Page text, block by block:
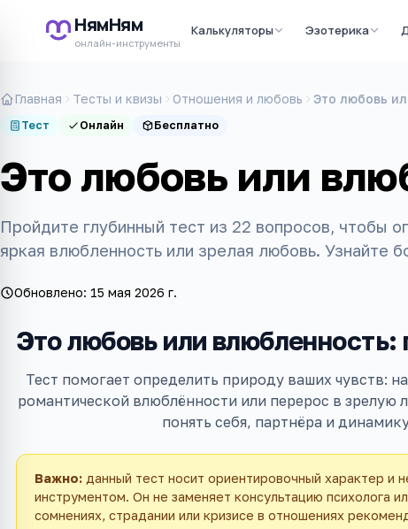
НямНям
онлайн-инструменты
Калькуляторы Эзотерика
Главная Тесты и квизы Отношения и любовь Это любовь
Тест Онлайн Бесплатно
Это любовь или
Пройдите глубинный тест из 22 вопросов, чтобы
яркая влюбленность или зрелая любовь. Узнайте
Обновлено: 15 мая 2026 г.
Это любовь или влюбленность:
Тест помогает определить природу ваших чувств:
романтической влюблённости или перерос в зрелую
понять себя, партнёра и
Важно:данный тест носит ориентировочный характер и
инструментом. Он не заменяет консультацию психолога
сомнениях, страдании или кризисе в отношениях